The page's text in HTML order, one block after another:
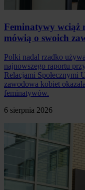
Feminatywy wciąż
mówią o swoich
Polki nadal rzadko
najnowszego raportu
Relacjami Społecznymi
zawodowa kobiet
feminatywów.
6 sierpnia 2026